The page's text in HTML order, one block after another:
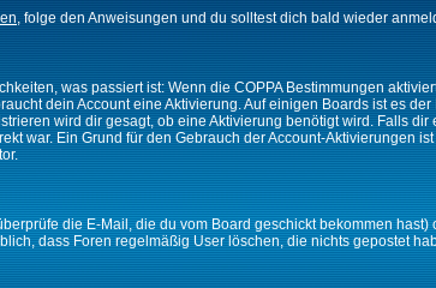
, folge den Anweisungen und du solltest dich bald wieder
was passiert ist: Wenn die COPPA Bestimmungen
dein Account eine Aktivierung. Auf einigen Boards ist es
wird dir gesagt, ob eine Aktivierung benötigt wird. Falls
war. Ein Grund für den Gebrauch der Account-Aktivierungen
die E-Mail, die du vom Board geschickt bekommen hast)
dass Foren regelmäßig User löschen, die nichts gepostet